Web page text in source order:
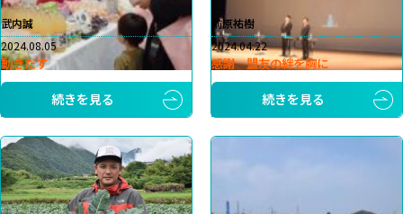
武内誠
2024.08.05
動きだす
続きを見る
前原祐樹
2024.04.22
感謝 盟友の絆を胸に
続きを見る